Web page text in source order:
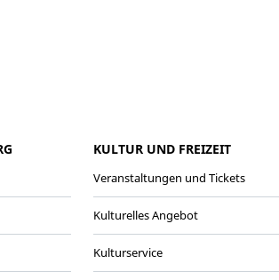
KULTUR UND FREIZEIT
Veranstaltungen und Tickets
Kulturelles Angebot
Kulturservice